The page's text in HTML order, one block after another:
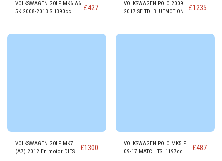
VOLKSWAGEN GOLF MK6 A6
5K 2008-2013 S 1390cc
£427
VOLKSWAGEN POLO 2009
2017 SE TDI BLUEMOTION
£1235
VOLKSWAGEN GOLF MK7
(A7) 2012 En motor DIESEL £1300
VOLKSWAGEN POLO MK5 FL
09-17 MATCH TSI 1197cc
£487